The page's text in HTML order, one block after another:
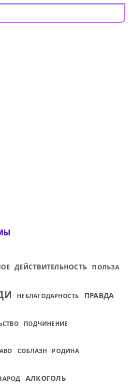
ДЕЙСТВИТЕЛЬНОСТЬ ПОЛЬЗА
НЕБЛАГОДАРНОСТЬ ПРАВДА
ПОДЧИНЕНИЕ
СОБЛАЗН РОДИНА
АЛКОГОЛЬ